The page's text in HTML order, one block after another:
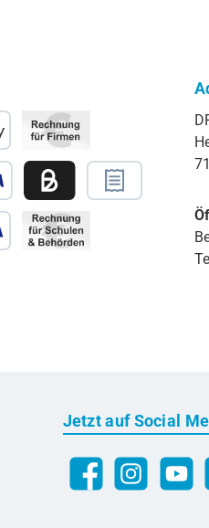
Jetzt auf Social
FacebookInstagram